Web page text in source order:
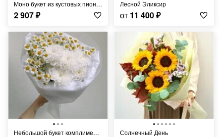
Моно букет из кустовых пионовидных роз
2 907₽
Лесной Эликсир
от 11 400₽
Небольшой букет комплимент с ромашками Солнечный День